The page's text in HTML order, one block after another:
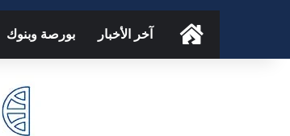
الرئيسيةآخر الأخبار بورصة وبنوك